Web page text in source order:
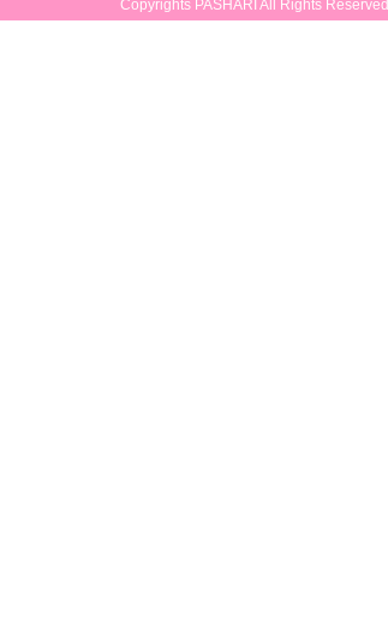
Copyrights PASHARI All Rights Reserved.